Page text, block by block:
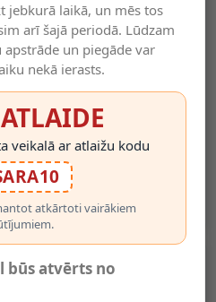
Sienas Gaismeklis
"LEANNE", 1x E27 - 21221-
01-30 (Lucide)
13.55€
jebkurā laikā, un mēs tos
arī šajā periodā. Lūdzam
un piegāde var
nekā ierasts.
veikalā ar atlaižu kodu
atkārtoti vairākiem
būs atvērts no